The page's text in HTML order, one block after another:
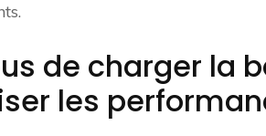
de charger la
les